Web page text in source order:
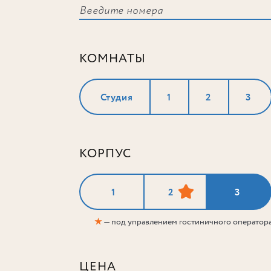
КОМНАТЫ
Студия 1 2 3
КОРПУС
1 2 3
★— под управлением гостиничного
ЦЕНА